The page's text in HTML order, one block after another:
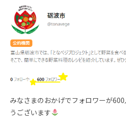
みなさまのおかげでフォロワーが
うございます